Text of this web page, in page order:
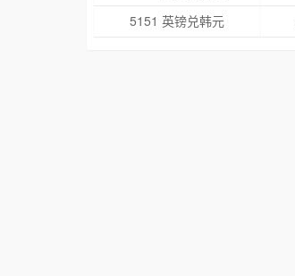
5151 英镑兑韩元